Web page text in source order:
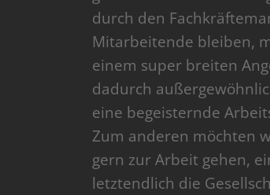
durch den
Mitarbeitende bleiben,
einem super breiten
dadurch
eine begeisternde
Zum anderen möchten
gern zur Arbeit gehen,
letztendlich die